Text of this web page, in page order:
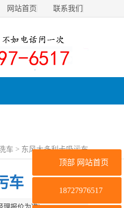
网站首页 联系我们
车 > 东风大多利卡吸污车
车
顶部 网站首页
18727976517